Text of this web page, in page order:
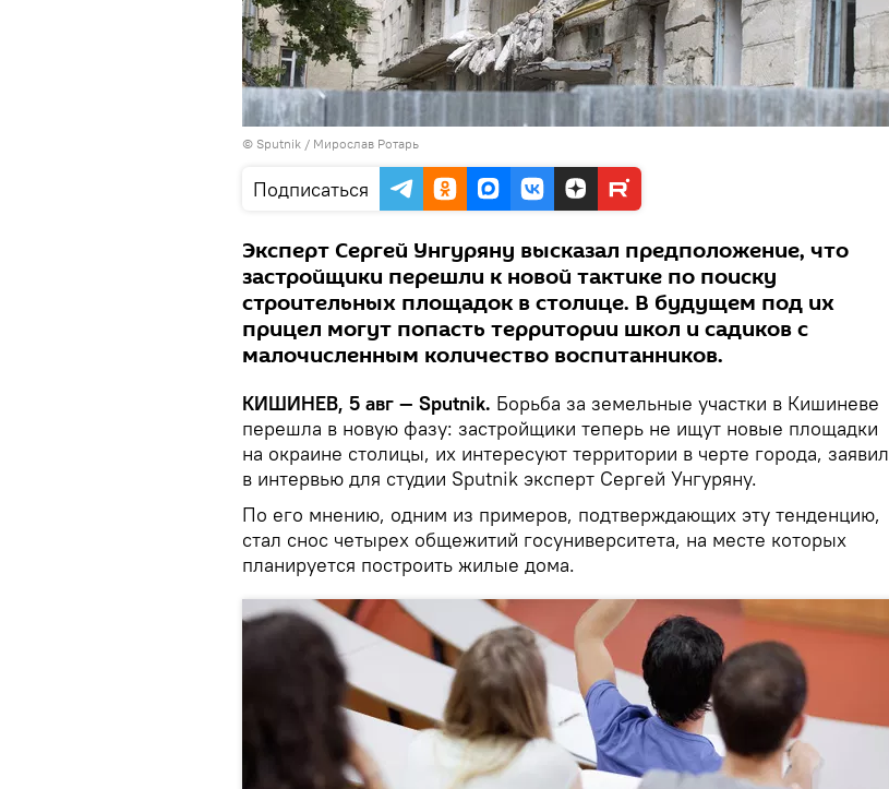
© Sputnik / Мирослав Ротарь
Подписаться
Эксперт Сергей Унгуряну высказал предположение, что
застройщики перешли к новой тактике по поиску
строительных площадок в столице. В будущем под их
прицел могут попасть территории школ и садиков с
малочисленным количество воспитанников.
КИШИНЕВ, 5 авг — Sputnik. Борьба за земельные участки в Кишиневе
перешла в новую фазу: застройщики теперь не ищут новые площадки
на окраине столицы, их интересуют территории в черте города, заявил
в интервью для студии Sputnik эксперт Сергей Унгуряну.
По его мнению, одним из примеров, подтверждающих эту тенденцию,
стал снос четырех общежитий госуниверситета, на месте которых
планируется построить жилые дома.